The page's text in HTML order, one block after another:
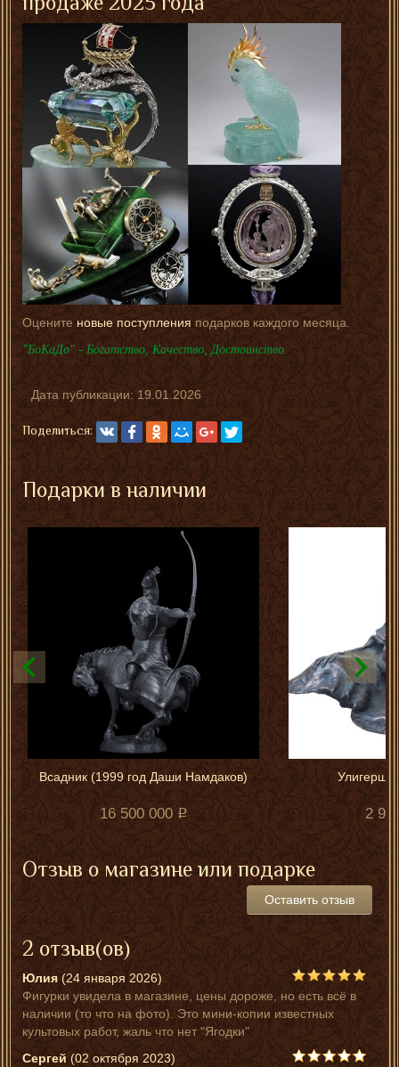
Оценитеновые поступления подарков каждого месяца.
"БоКаДо" - Богатство, Качество, Достоинство.
Дата публикации:19.01.2026
Поделиться:
Подарки в наличии
Всадник (1999 год Даши Намдаков)
16 500 000 2
Отзыв о магазине или подарке
Оставить отзыв
2 отзыв(ов)
Юлия (24 января 2026)
Фигурки увидела в магазине, цены дороже, но есть всё в
наличии (то что на фото). Это мини-копии известных
культовых работ, жаль что нет "Ягодки"
Сергей (02 октября 2023)